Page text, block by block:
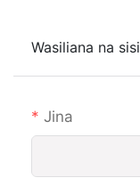
Wasiliana na sisi
Jina